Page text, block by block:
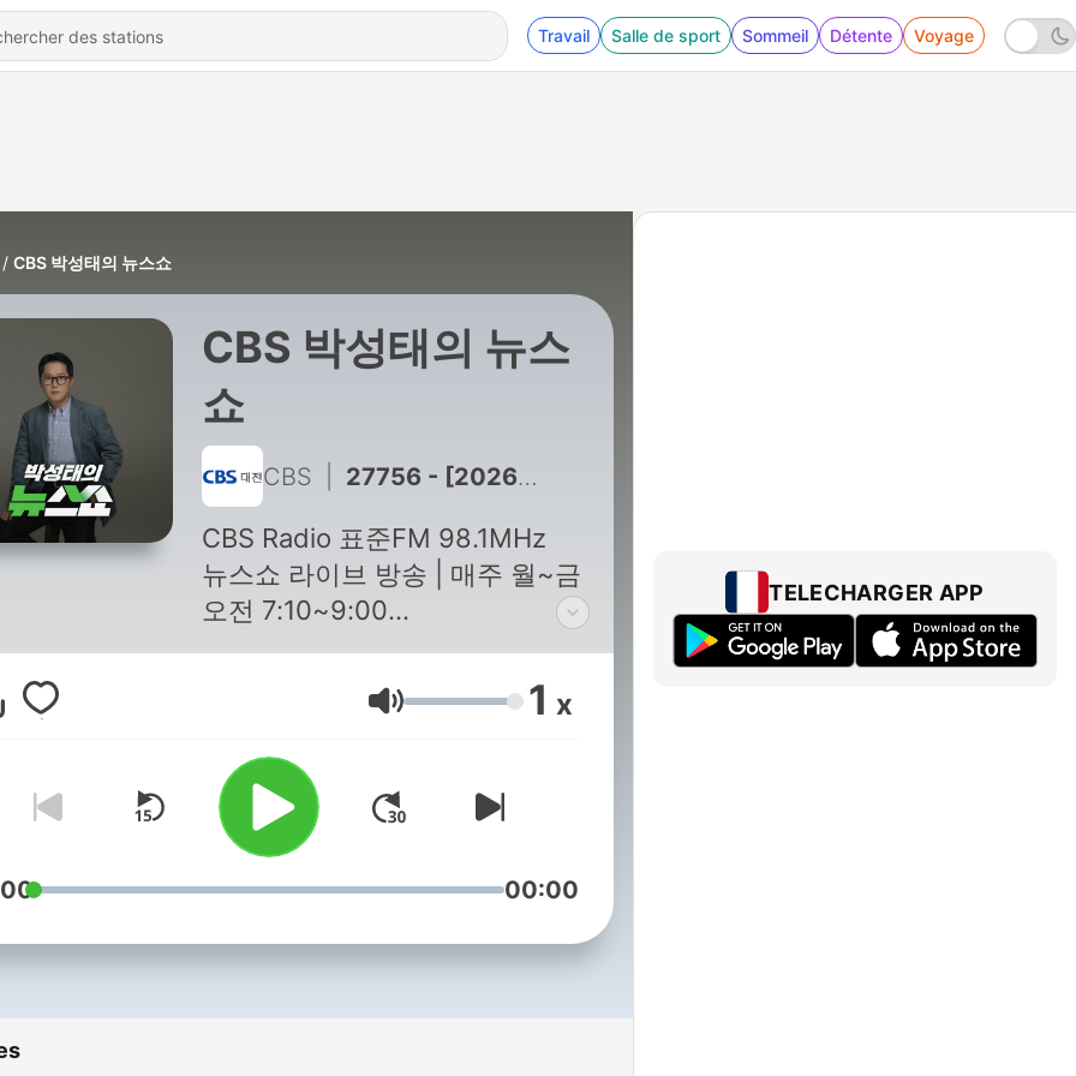
Travail Salle de sport Sommeil Détente Voyage
CBS 박성태의 뉴스쇼
CBS 박성태의 뉴스
쇼
CBS 27756 - [2026/08/07] [뉴스쇼 방송 전체듣기]
CBS Radio 표준FM 98.1MHz
뉴스쇼 라이브 방송 | 매주 월~금
오전 7:10~9:00
댓꿀쇼 라이브 방송 | 월·금 주 2
회, 본방송 이후 9시
Volume 1 x
00:00
TELECHARGER APP